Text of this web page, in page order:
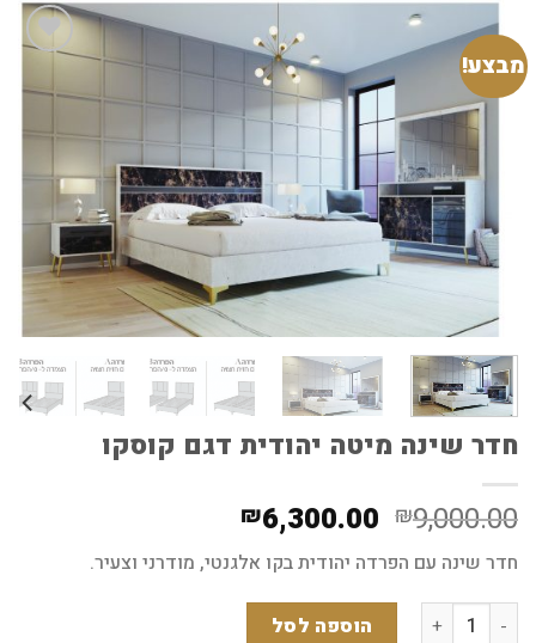
מבצע!
to
חדר שינה מיטה יהודית דגם קוסקו
₪9,000.00 המחיר
היה:
₪9,000.00.
₪6,300.00
הנוכחי
הוא:
חדר שינה עם הפרדה יהודית בקו אלגנטי, מודרני וצעיר.
כמות של חדר שינה מיטה יהודית דגם קוסקו
הוספה לסל